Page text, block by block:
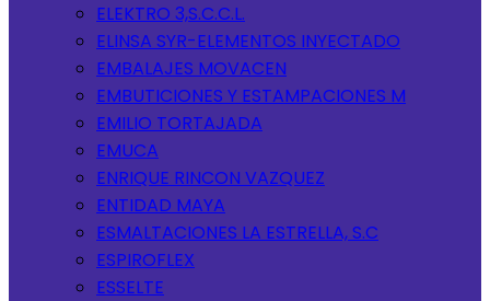
ELEKTRO 3,S.C.C.L.
ELINSA SYR-ELEMENTOS INYECTADO
EMBALAJES MOVACEN
EMBUTICIONES Y ESTAMPACIONES M
EMILIO TORTAJADA
EMUCA
ENRIQUE RINCON VAZQUEZ
ENTIDAD MAYA
ESMALTACIONES LA ESTRELLA, S.C
ESPIROFLEX
ESSELTE